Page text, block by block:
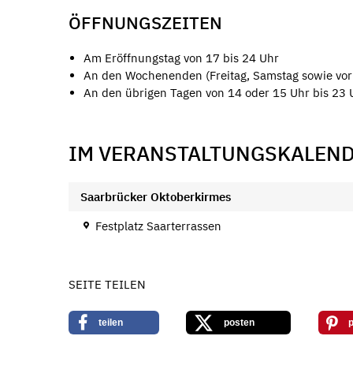
ÖFFNUNGSZEITEN
Am Eröffnungstag von 17 bis 24 Uhr
An den Wochenenden (Freitag, Samstag sowie
An den übrigen Tagen von 14 oder 15 Uhr bis 23
IM
Saarbrücker Oktoberkirmes
Festplatz Saarterrassen
SEITE TEILEN
teilen posten